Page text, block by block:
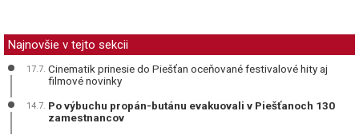
Najnovšie v tejto sekcii
17.7. Cinematik prinesie do Piešťan oceňované festivalové hity aj
filmové novinky
14.7. Po výbuchu propán-butánu evakuovali v Piešťanoch 130
zamestnancov